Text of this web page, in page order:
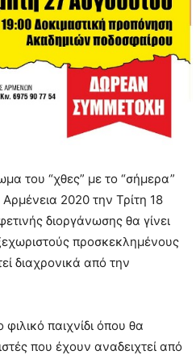
του “χθες” με το “σήμερα”
2020 την Τρίτη 18
διοργάνωσης θα γίνει
προσκεκλημένους
διαχρονικά από την
φιλικό παιχνίδι όπου θα
που έχουν αναδειχτεί από